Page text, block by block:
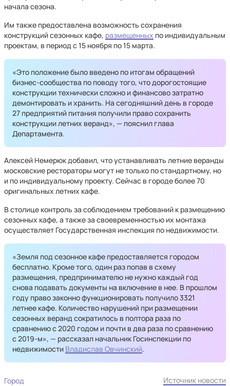
начала сезона.
Им также предоставлена возможность сохранения
конструкций сезонных кафе, размещенных по индивидуальным
проектам, в период с 15 ноября по 15 марта.
«Это положение было введено по итогам обращений
бизнес-сообщества по поводу того, что дорогостоящие
конструкции технически сложно и финансово затратно
демонтировать и хранить. На сегодняшний день в городе
27 предприятий питания получили право сохранить
конструкции летних веранд», — пояснил глава
Департамента.
Алексей Немерюк добавил, что устанавливать летние веранды
московские рестораторы могут не только по стандартному, но
и по индивидуальному проекту. Сейчас в городе более 70
оригинальных летних кафе.
В столице контроль за соблюдением требований к размещению
сезонных кафе, а также за своевременностью их монтажа
осуществляет Государственная инспекция по недвижимости.
«Земля под сезонное кафе предоставляется городом
бесплатно. Кроме того, один раз попав в схему
размещения, предпринимателю не нужно каждый год
снова подавать документы на включение в нее. В прошлом
году право законно функционировать получило 3321
летнее кафе. Количество нарушений при размещении
сезонных веранд сократилось в полтора раза по
сравнению с 2020 годом и почти в два раза по сравнению
с 2019-м», — рассказал начальник Госинспекции по
недвижимости Владислав Овчинский.
Город Источник новости